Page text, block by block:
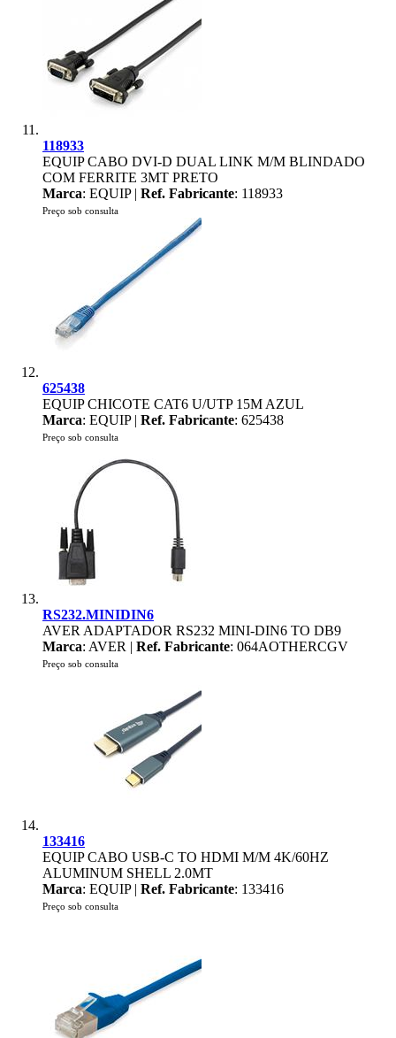
118933
EQUIP CABO DVI-D DUAL LINK M/M BLINDADO
COM FERRITE 3MT PRETO
Marca: EQUIP | Ref. Fabricante: 118933
Preço sob consulta
625438
EQUIP CHICOTE CAT6 U/UTP 15M AZUL
Marca: EQUIP | Ref. Fabricante: 625438
Preço sob consulta
RS232.MINIDIN6
AVER ADAPTADOR RS232 MINI-DIN6 TO DB9
Marca: AVER | Ref. Fabricante: 064AOTHERCGV
Preço sob consulta
133416
EQUIP CABO USB-C TO HDMI M/M 4K/60HZ
ALUMINUM SHELL 2.0MT
Marca: EQUIP | Ref. Fabricante: 133416
Preço sob consulta